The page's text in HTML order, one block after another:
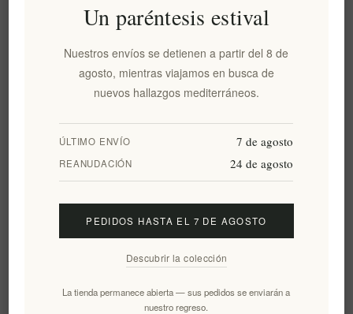
Caja de regalo de madera
€55,00 excl impuestos
Tradicional cesta de mimbre
EL1345
€51,90 excl impuestos
Cesta de regalo de mimbre
griego tradicional de Navidad
Un regalo único de Grecia en
una caja de regalo de madera
Un paréntesis estival
Nuestros envíos se detienen a partir del 8 de
agosto, mientras viajamos en busca de
nuevos hallazgos mediterráneos.
ÚLTIMO ENVÍO 7 de agosto
REANUDACIÓN 24 de agosto
PEDIDOS HASTA EL 7 DE AGOSTO
Descubrir la colección
La tienda permanece abierta — sus pedidos se enviarán a
nuestro regreso.